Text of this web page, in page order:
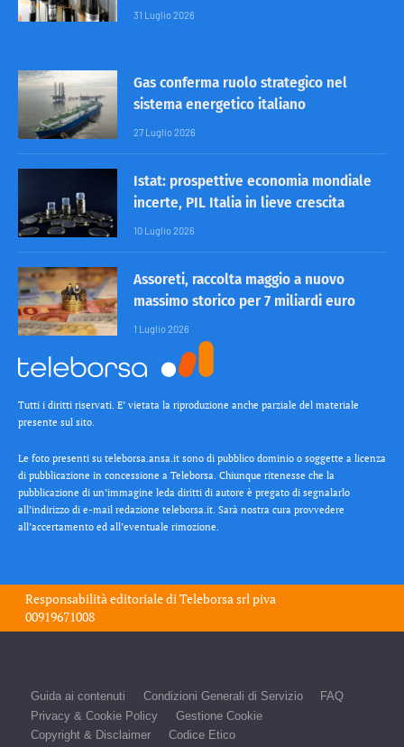
31 Luglio 2026
Gas conferma ruolo strategico nel
sistema energetico italiano
27 Luglio 2026
Istat: prospettive economia mondiale
incerte, PIL Italia in lieve crescita
10 Luglio 2026
Assoreti, raccolta maggio a nuovo
massimo storico per 7 miliardi euro
1 Luglio 2026
Tutti i diritti riservati. E’ vietata la riproduzione anche parziale del materiale
presente sul sito.
Le foto presenti su teleborsa.ansa.it sono di pubblico dominio o soggette a licenza
di pubblicazione in concessione a Teleborsa. Chiunque ritenesse che la
pubblicazione di un’immagine leda diritti di autore è pregato di segnalarlo
all’indirizzo di e-mail redazione teleborsa.it. Sarà nostra cura provvedere
all’accertamento ed all’eventuale rimozione.
Responsabilità editoriale diTeleborsa srlpiva
00919671008
Guida ai contenuti Condizioni Generali di Servizio
FAQ
Privacy & Cookie Policy
Gestione Cookie
Copyright & Disclaimer
Codice Etico